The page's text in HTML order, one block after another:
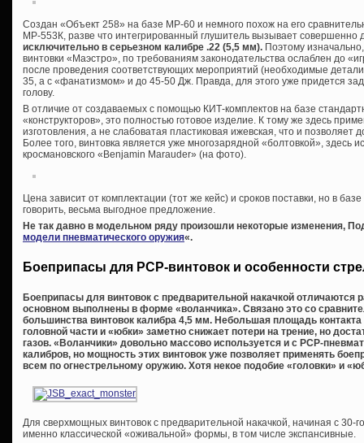
Создан «Объект 258» на базе МР-60 и немного похож на его
МР-553К, разве что интегрированный глушитель вызывает совершенно
исключительно в серьезном калибре .22 (5,5 мм). Поэтому
винтовки «Маэстро», по требованиям законодательства ослаблен до
после проведения соответствующих мероприятий (необходимые детали
35, а с «фанатизмом» и до 45-50 Дж. Правда, для этого уже придется
голову.
В отличие от создаваемых с помощью КИТ-комплектов на базе
«конструкторов», это полностью готовое изделие. К тому же здесь
изготовления, а не слабоватая пластиковая ижевская, что и позволяет
Более того, винтовка является уже многозарядной «болтовкой», здесь
кросмановского «Benjamin Marauder» (на фото).
Цена зависит от комплектации (тот же кейс) и сроков поставки, но в
говорить, весьма выгодное предложение.
Не так давно в модельном ряду произошли некоторые изменения,
модели пневматического оружия«.
Боеприпасы для PCP-винтовок и особенности
Боеприпасы для винтовок с предварительной накачкой
основном выполнены в форме «воланчика». Связано это со
большинства винтовок калибра 4,5 мм. Небольшая площадь контакта
головной части и «юбки» заметно снижает потери на трение, но
газов. «Воланчики» довольно массово используется и с PCP-
калибров, но мощность этих винтовок уже позволяет применять
всем по огнестрельному оружию. Хотя некое подобие «головки» и
Для сверхмощных винтовок с предварительной накачкой, начиная с 30-
именно классической «оживальной» формы, в том числе экспансивные.